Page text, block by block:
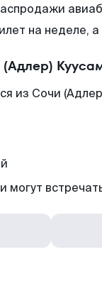
на неделе,
из Сочи
могут